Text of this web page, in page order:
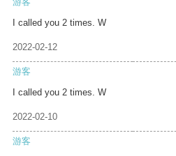
I called you 2 times. W
2022-02-12
游客
I called you 2 times. W
2022-02-10
游客